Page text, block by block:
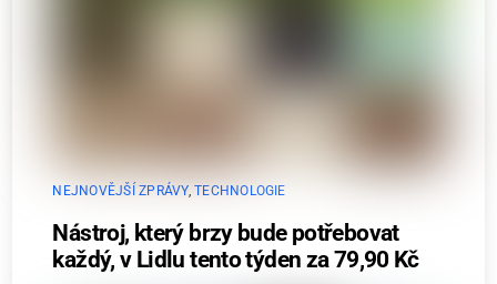
NEJNOVĚJŠÍ ZPRÁVY,TECHNOLOGIE
Nástroj, který brzy bude potřebovat
každý, v Lidlu tento týden za 79,90 Kč